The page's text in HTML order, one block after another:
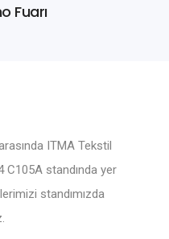
Fuarı
ITMA Tekstil
C105A standında yer
standımızda